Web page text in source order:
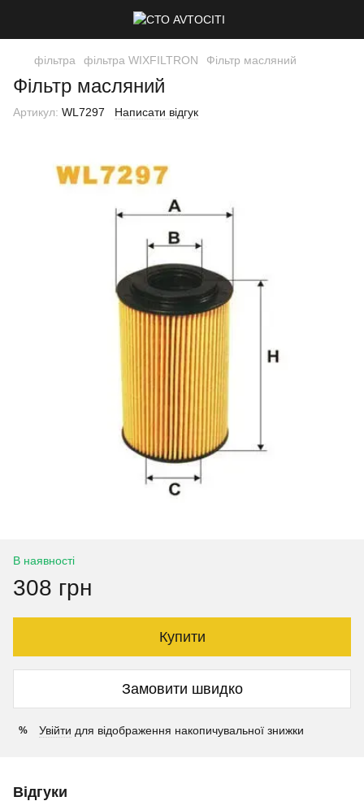
фільтра фільтра WIXFILTRON Фільтр масляний
Фільтр масляний
Артикул: WL7297 Написати відгук
В наявності
308 грн
Купити
Замовити швидко
% Увійти для відображення накопичувальної знижки
Відгуки